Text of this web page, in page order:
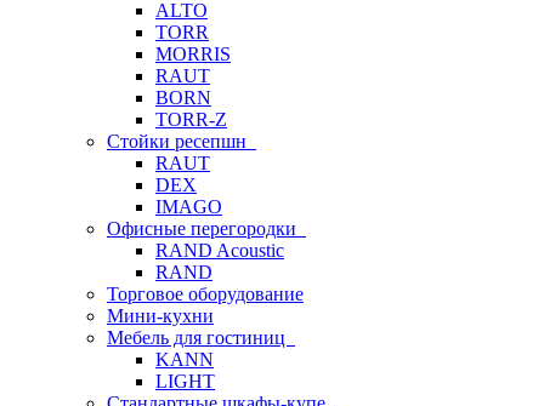
ALTO
TORR
MORRIS
RAUT
BORN
TORR-Z
Стойки ресепшн
RAUT
DEX
IMAGO
Офисные перегородки
RAND Acoustic
RAND
Торговое оборудование
Мини-кухни
Мебель для гостиниц
KANN
LIGHT